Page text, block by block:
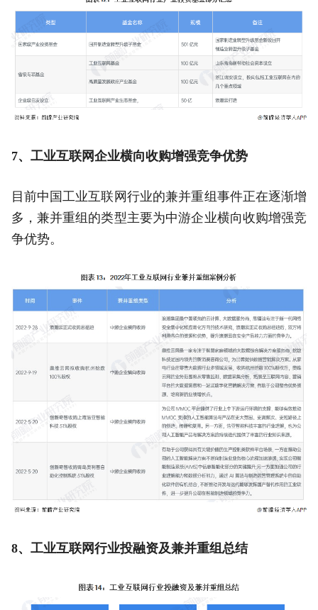
7、工业互联网企业横向收购增强竞争优势
目前中国工业互联网行业的兼并重组事件正在逐渐增
多，兼并重组的类型主要为中游企业横向收购增强竞
争优势。
8、工业互联网行业投融资及兼并重组总结